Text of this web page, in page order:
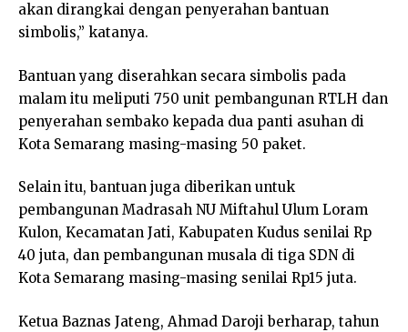
akan dirangkai dengan penyerahan bantuan
simbolis,” katanya.
Bantuan yang diserahkan secara simbolis pada
malam itu meliputi 750 unit pembangunan RTLH dan
penyerahan sembako kepada dua panti asuhan di
Kota Semarang masing-masing 50 paket.
Selain itu, bantuan juga diberikan untuk
pembangunan Madrasah NU Miftahul Ulum Loram
Kulon, Kecamatan Jati, Kabupaten Kudus senilai Rp
40 juta, dan pembangunan musala di tiga SDN di
Kota Semarang masing-masing senilai Rp15 juta.
Ketua Baznas Jateng, Ahmad Daroji berharap, tahun